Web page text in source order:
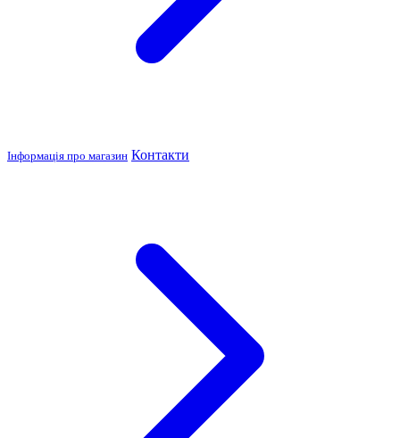
Інформація про магазин Контакти